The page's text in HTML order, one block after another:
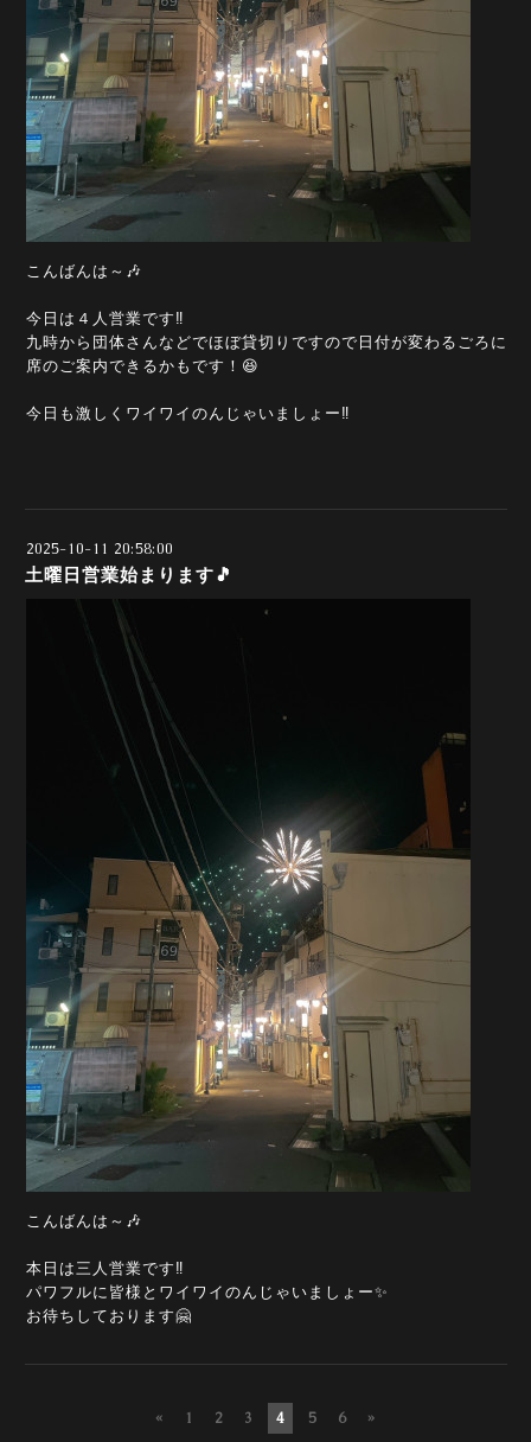
こんばんは～🎶
今日は４人営業です‼️
九時から団体さんなどでほぼ貸切りですので日付が変わるごろに
席のご案内できるかもです！😆
今日も激しくワイワイのんじゃいましょー‼️
2025-10-11 20:58:00
土曜日営業始まります🎵
こんばんは～🎶
本日は三人営業です‼️
パワフルに皆様とワイワイのんじゃいましょー✨
お待ちしております🤗
« 1 2 3 4 5 6 »